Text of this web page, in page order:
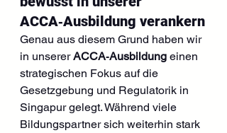
ACCA‑Ausbildung verankern
Genau aus diesem Grund haben wir
in unserer ACCA‑Ausbildung einen
strategischen Fokus auf die
Gesetzgebung und Regulatorik in
Singapur gelegt. Während viele
Bildungspartner sich weiterhin stark